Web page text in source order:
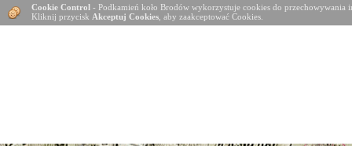
Cookie Control - Podkamień koło Brodów wykorzystuje cookies do
Kliknij przycisk Akceptuj Cookies , aby zaakceptować Cookies.